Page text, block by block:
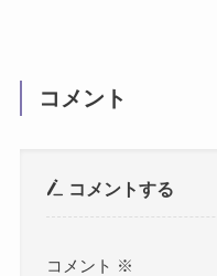
コメント
コメントする
コメント ※